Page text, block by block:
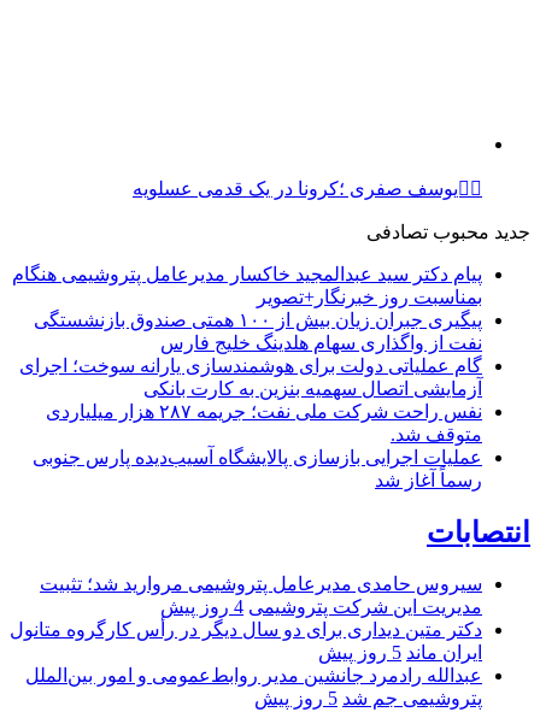
✍🏻یوسف صفرى ؛کرونا در یک قدمی عسلویه
جدید محبوب تصادفی
پیام دکتر سید عبدالمجید خاکسار مدیرعامل پتروشیمی هنگام
بمناسبت روز خبرنگار+تصویر
پیگیری جبران زیان بیش از ۱۰۰ همتی صندوق بازنشستگی
نفت از واگذاری سهام هلدینگ خلیج فارس
گام عملیاتی دولت برای هوشمندسازی یارانه سوخت؛ اجرای
آزمایشی اتصال سهمیه بنزین به کارت بانکی
نفس راحت شرکت ملی نفت؛ جریمه ۲۸۷ هزار میلیاردی
متوقف شد.
عملیات اجرایی بازسازی پالایشگاه آسیب‌دیده پارس جنوبی
رسماً آغاز شد
انتصابات
سیروس حامدی مدیرعامل پتروشیمی مروارید شد؛ تثبیت
مدیریت این شرکت پتروشیمی 4 روز پیش
دکتر متین دیداری برای دو سال دیگر در رأس کارگروه متانول
ایران ماند 5 روز پیش
عبدالله رادمرد جانشین مدیر روابط‌عمومی و امور بین‌الملل
پتروشیمی جم شد 5 روز پیش